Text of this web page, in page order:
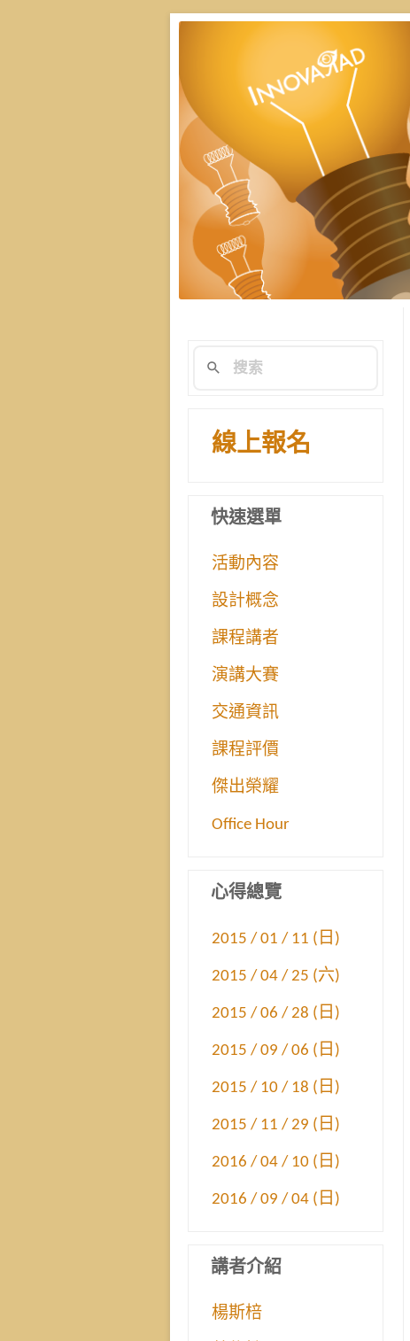
演講技巧與
楊斯棓與蔡依橙親
在與群眾互動前做好
線上報名
快速選單
活動內容
設計概念
課程講者
演講大賽
交通資訊
課程評價
傑出榮耀
Office Hour
心得總覽
2015 / 01 / 11 (日)
2015 / 04 / 25 (六)
2015 / 06 / 28 (日)
2015 / 09 / 06 (日)
2015 / 10 / 18 (日)
2015 / 11 / 29 (日)
2016 / 04 / 10 (日)
2016 / 09 / 04 (日)
講者介紹
楊斯棓